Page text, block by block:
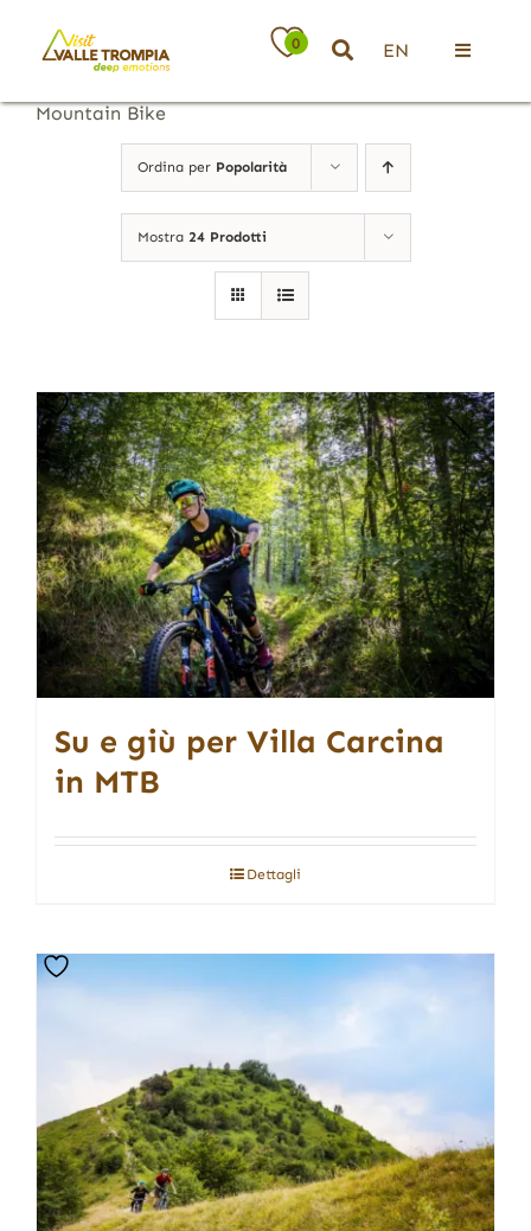
contenuto
0 EN
Toggle
Ospitalità
Eventi
Mountain Bike
Ordina per Popolarità
Mostra 24 Prodotti
Su e giù per Villa Carcina
in MTB
Dettagli